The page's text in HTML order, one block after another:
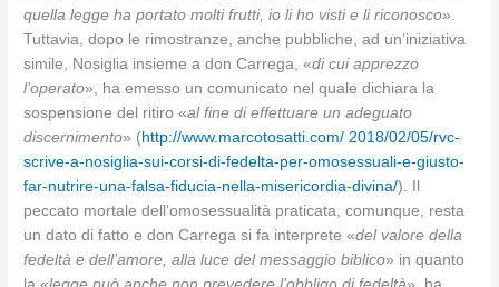
quella legge ha portato molti frutti, io li ho visti e li riconosco».
Tuttavia, dopo le rimostranze, anche pubbliche, ad un’iniziativa
simile, Nosiglia insieme a don Carrega, «di cui apprezzo
l’operato», ha emesso un comunicato nel quale dichiara la
sospensione del ritiro «al fine di effettuare un adeguato
discernimento» (http://www.marcotosatti.com/ 2018/02/05/rvc-
scrive-a-nosiglia-sui-corsi-di-fedelta-per-omosessuali-e-giusto-
far-nutrire-una-falsa-fiducia-nella-misericordia-divina/). Il
peccato mortale dell’omosessualità praticata, comunque, resta
un dato di fatto e don Carrega si fa interprete «del valore della
fedeltà e dell’amore, alla luce del messaggio biblico» in quanto